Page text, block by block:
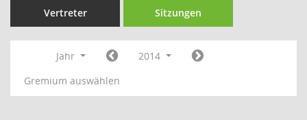
Vertreter Sitzungen
Jahr
2014
Gremium auswählen